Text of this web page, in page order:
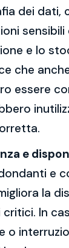
dei dati,
e lo
che
essere
e
e
la
critici. In
o